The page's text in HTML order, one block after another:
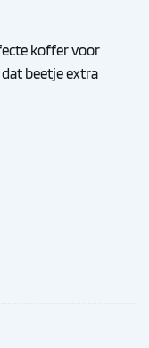
koffer voor
beetje extra